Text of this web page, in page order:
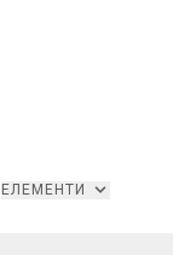
ЕЛЕМЕНТИ